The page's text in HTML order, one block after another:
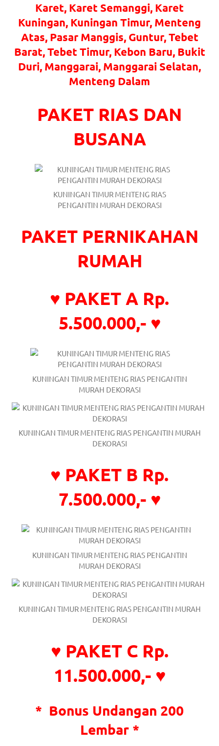
watches.
Get
the
anchor
https://
here
https://www.domainwatches.com
content
https://
https://www.gameswatches.com
wonderful
good
man
luxury
watches.
Karet, Karet Semanggi, Karet
Kuningan, Kuningan Timur, Menteng
Atas, Pasar Manggis, Guntur, Tebet
Barat, Tebet Timur, Kebon Baru, Bukit
Duri, Manggarai, Manggarai Selatan,
Menteng Dalam
PAKET RIAS DAN
BUSANA
KUNINGAN TIMUR MENTENG RIAS
PENGANTIN MURAH DEKORASI
PAKET PERNIKAHAN
RUMAH
♥ PAKET A Rp.
5.500.000,- ♥
KUNINGAN TIMUR MENTENG RIAS PENGANTIN
MURAH DEKORASI
KUNINGAN TIMUR MENTENG RIAS PENGANTIN MURAH
DEKORASI
♥ PAKET B Rp.
7.500.000,- ♥
KUNINGAN TIMUR MENTENG RIAS PENGANTIN
MURAH DEKORASI
KUNINGAN TIMUR MENTENG RIAS PENGANTIN MURAH
DEKORASI
♥ PAKET C Rp.
11.500.000,- ♥
* Bonus Undangan 200
Lembar *